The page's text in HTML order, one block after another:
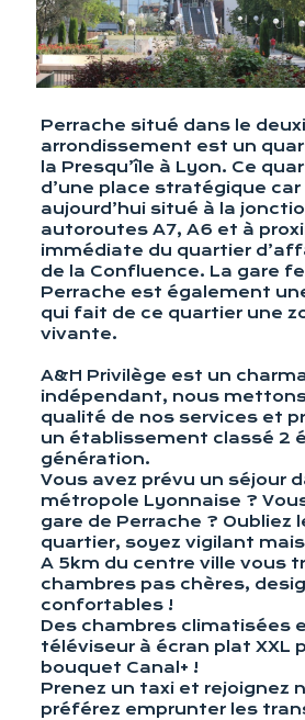
Perrache situé dans le
arrondissement est un
la Presqu’île à Lyon. Ce
d’une place stratégique car
aujourd’hui situé à la
autoroutes A7, A6 et à
immédiate du quartier
de la Confluence. La gare
Perrache est également
qui fait de ce quartier une
vivante.
A&H Privilège est un
indépendant, nous
qualité de nos services et
un établissement classé 2
génération.
Vous avez prévu un séjour
métropole Lyonnaise ?
gare de Perrache ? Oubliez
quartier, soyez vigilant
A 5km du centre ville vous
chambres pas chères,
confortables !
Des chambres climatisées
téléviseur à écran plat XXL
bouquet Canal+ !
Prenez un taxi et rejoignez
préférez emprunter les